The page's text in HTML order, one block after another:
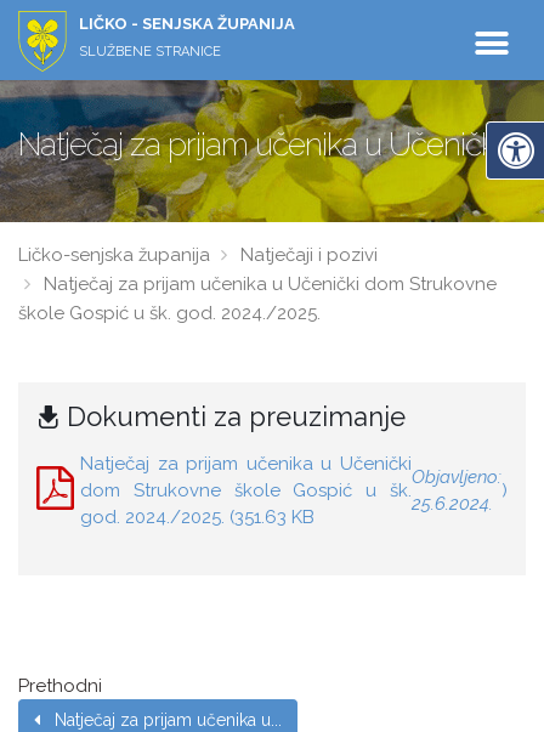
LIČKO - SENJSKA ŽUPANIJA
SLUŽBENE STRANICE
Natječaj za prijam učenika u Učenički
Ličko-senjska županija
Natječaji i pozivi
Natječaj za prijam učenika u Učenički dom Strukovne
škole Gospić u šk. god. 2024./2025.
Dokumenti za preuzimanje
Natječaj za prijam učenika u Učenički
dom Strukovne škole Gospić u šk.
god. 2024./2025. (351.63 KB
Objavljeno:
25.6.2024.
)
Prethodni
Natječaj za prijam učenika u...